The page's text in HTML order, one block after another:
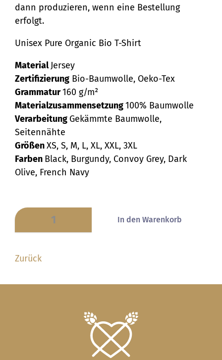
dann produzieren, wenn eine Bestellung
erfolgt.
Unisex Pure Organic Bio T-Shirt
MaterialJersey
Zertifizierung Bio-Baumwolle, Oeko-Tex
Grammatur160 g/m²
Materialzusammensetzung100% Baumwolle
Verarbeitung Gekämmte Baumwolle,
Seitennähte
GrößenXS, S, M, L, XL, XXL, 3XL
Farben Black, Burgundy, Convoy Grey, Dark
Olive, French Navy
Zurück